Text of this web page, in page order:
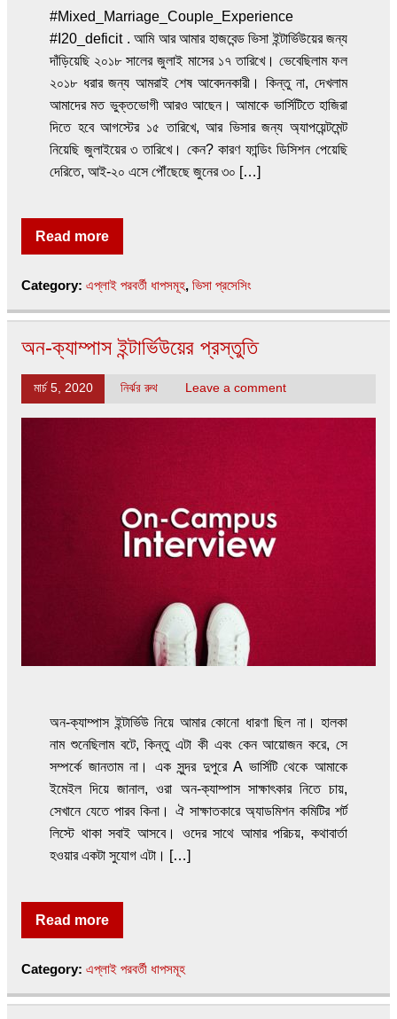
#Mixed_Marriage_Couple_Experience
#I20_deficit . আমি আর আমার হাজবেন্ড ভিসা ইন্টার্ভিউয়ের জন্য
দাঁড়িয়েছি ২০১৮ সালের জুলাই মাসের ১৭ তারিখে। ভেবেছিলাম ফল
২০১৮ ধরার জন্য আমরাই শেষ আবেদনকারী। কিন্তু না, দেখলাম
আমাদের মত ভুক্তভোগী আরও আছেন। আমাকে ভার্সিটিতে হাজিরা
দিতে হবে আগস্টের ১৫ তারিখে, আর ভিসার জন্য অ্যাপয়েন্টমেন্ট
নিয়েছি জুলাইয়ের ৩ তারিখে। কেন? কারণ ফান্ডিং ডিসিশন পেয়েছি
দেরিতে, আই-২০ এসে পৌঁছেছে জুনের ৩০ […]
Read more
Category: এপ্লাই পরবর্তী ধাপসমূহ, ভিসা প্রসেসিং
অন-ক্যাম্পাস ইন্টার্ভিউয়ের প্রস্তুতি
মার্চ 5, 2020 নির্ঝর রুথ Leave a comment
অন-ক্যাম্পাস ইন্টার্ভিউ নিয়ে আমার কোনো ধারণা ছিল না। হালকা
নাম শুনেছিলাম বটে, কিন্তু এটা কী এবং কেন আয়োজন করে, সে
সম্পর্কে জানতাম না। এক সুন্দর দুপুরে A ভার্সিটি থেকে আমাকে
ইমেইল দিয়ে জানাল, ওরা অন-ক্যাম্পাস সাক্ষাৎকার নিতে চায়,
সেখানে যেতে পারব কিনা। ঐ সাক্ষাতকারে অ্যাডমিশন কমিটির শর্ট
লিস্টে থাকা সবাই আসবে। ওদের সাথে আমার পরিচয়, কথাবার্তা
হওয়ার একটা সুযোগ এটা। […]
Read more
Category: এপ্লাই পরবর্তী ধাপসমূহ